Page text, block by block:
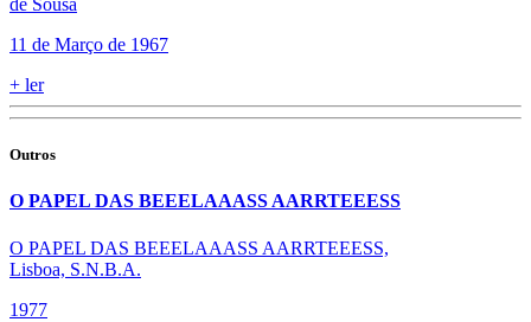
de Sousa
11 de Março de 1967
+ ler
Outros
O PAPEL DAS BEEELAAASS AARRTEEESS
O PAPEL DAS BEEELAAASS AARRTEEESS,
Lisboa, S.N.B.A.
1977